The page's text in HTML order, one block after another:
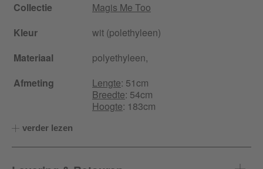
Collectie
Magis Me Too
Kleur
wit (polethyleen)
Materiaal
polyethyleen,
Afmeting
Lengte: 51cm
Breedte: 54cm
Hoogte: 183cm
verder lezen